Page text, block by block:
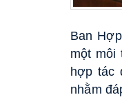
Ban
một môi
hợp tác
nhằm